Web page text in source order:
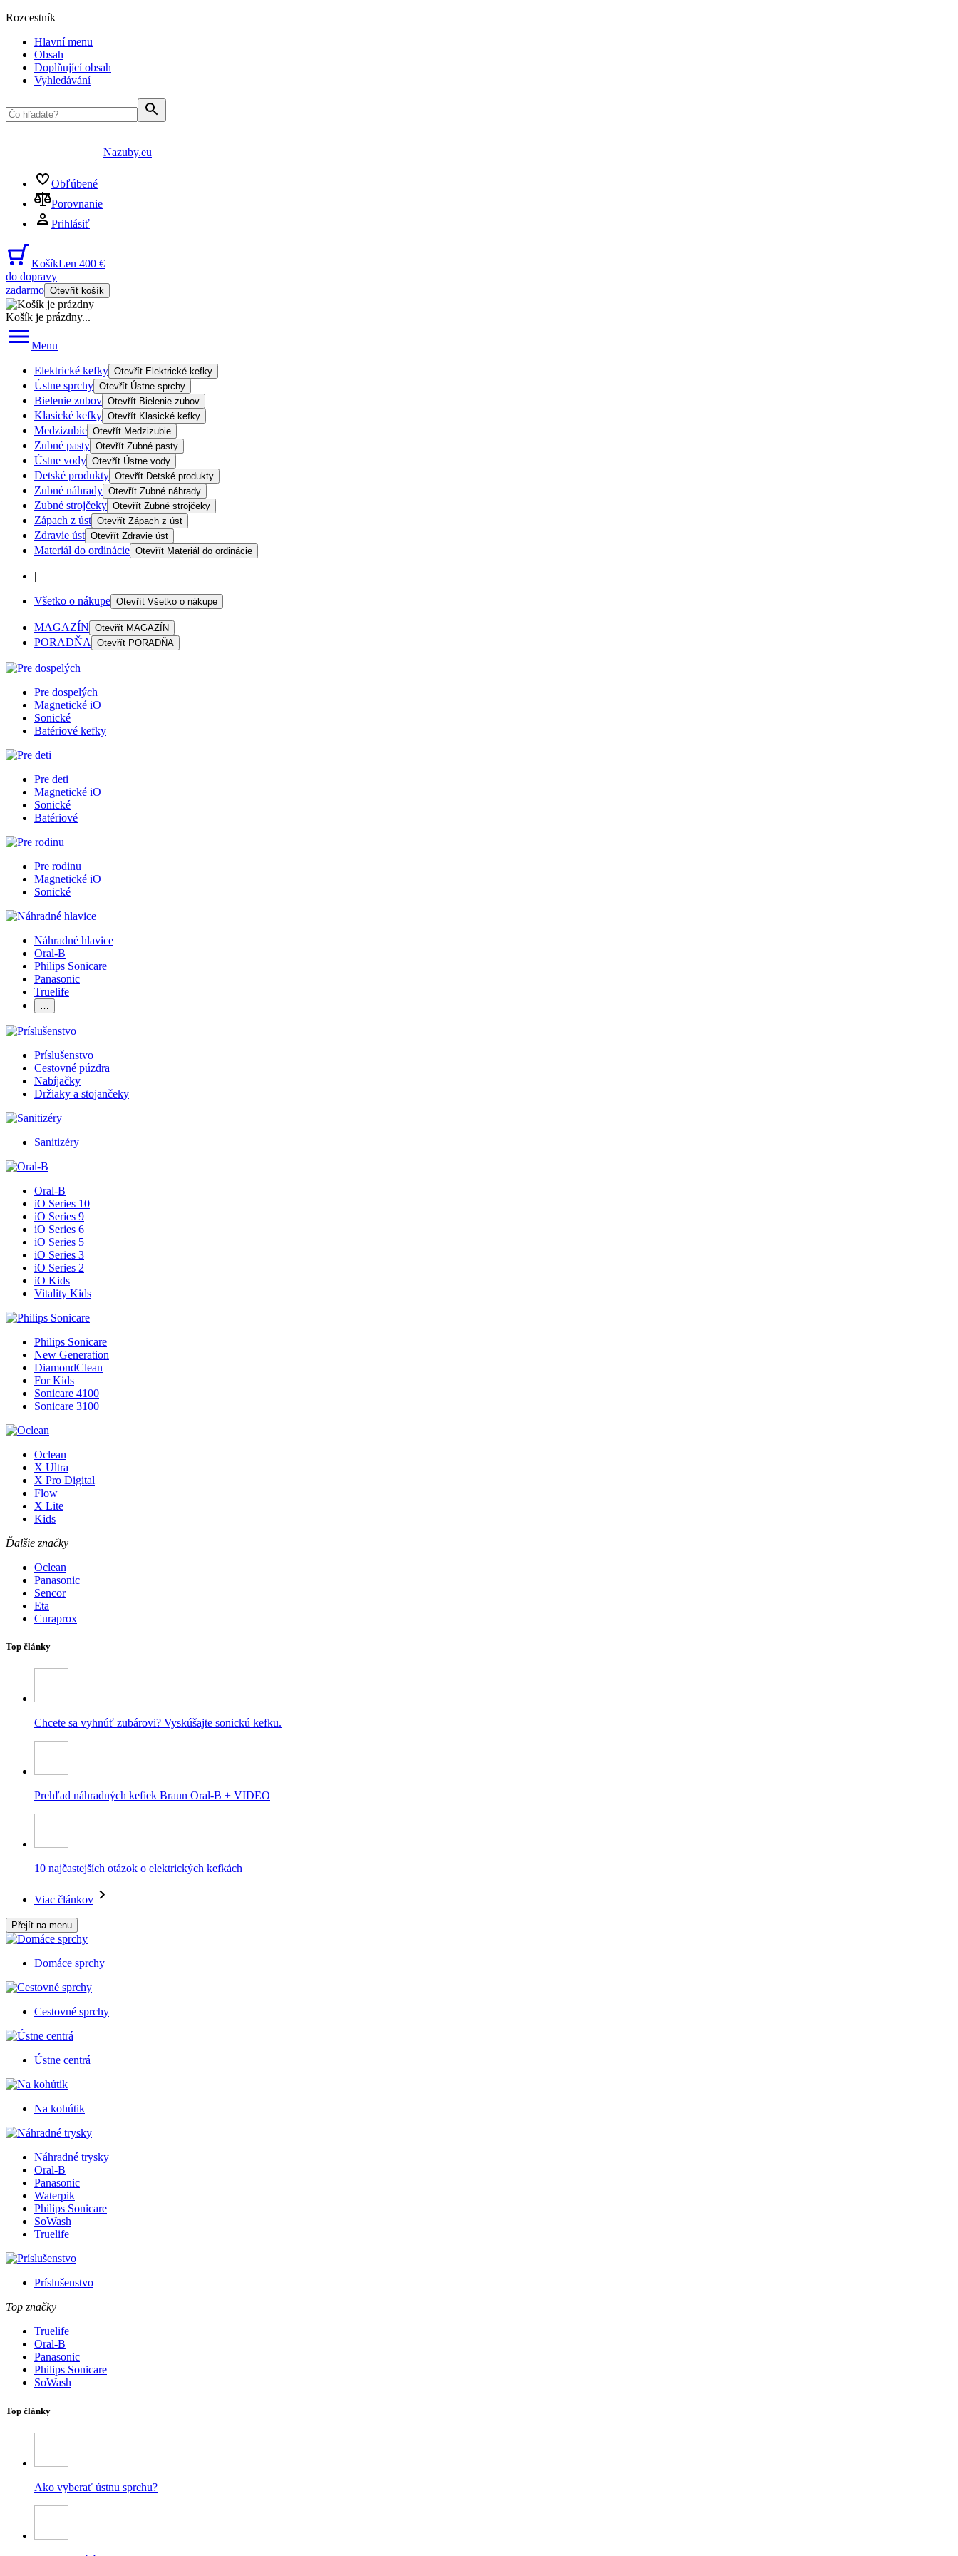
Rozcestník
Hlavní menu
Obsah
Doplňující obsah
Vyhledávání
Nazuby.eu
Obľúbené
Porovnanie
Prihlásiť
KošíkLen 400 €
do dopravy
zadarmo Otevřít košík
Košík je prázdny...
Menu
Elektrické kefky Otevřít Elektrické kefky
Ústne sprchy Otevřít Ústne sprchy
Bielenie zubov Otevřít Bielenie zubov
Klasické kefky Otevřít Klasické kefky
Medzizubie Otevřít Medzizubie
Zubné pasty Otevřít Zubné pasty
Ústne vody Otevřít Ústne vody
Detské produkty Otevřít Detské produkty
Zubné náhrady Otevřít Zubné náhrady
Zubné strojčeky Otevřít Zubné strojčeky
Zápach z úst Otevřít Zápach z úst
Zdravie úst Otevřít Zdravie úst
Materiál do ordinácie Otevřít Materiál do ordinácie
|
Všetko o nákupe Otevřít Všetko o nákupe
MAGAZÍN Otevřít MAGAZÍN
PORADŇA Otevřít PORADŇA
Pre dospelých
Magnetické iO
Sonické
Batériové kefky
Pre deti
Magnetické iO
Sonické
Batériové
Pre rodinu
Magnetické iO
Sonické
Náhradné hlavice
Oral-B
Philips Sonicare
Panasonic
Truelife
…
Príslušenstvo
Cestovné púzdra
Nabíjačky
Držiaky a stojančeky
Sanitizéry
Oral-B
iO Series 10
iO Series 9
iO Series 6
iO Series 5
iO Series 3
iO Series 2
iO Kids
Vitality Kids
Philips Sonicare
New Generation
DiamondClean
For Kids
Sonicare 4100
Sonicare 3100
Oclean
X Ultra
X Pro Digital
Flow
X Lite
Kids
Ďalšie značky
Oclean
Panasonic
Sencor
Eta
Curaprox
Top články
Chcete sa vyhnúť zubárovi? Vyskúšajte sonickú kefku.
Prehľad náhradných kefiek Braun Oral-B + VIDEO
10 najčastejších otázok o elektrických kefkách
Viac článkov
Přejít na menu
Domáce sprchy
Cestovné sprchy
Ústne centrá
Na kohútik
Náhradné trysky
Oral-B
Panasonic
Waterpik
Philips Sonicare
SoWash
Truelife
Príslušenstvo
Top značky
Truelife
Oral-B
Panasonic
Philips Sonicare
SoWash
Top články
Ako vyberať ústnu sprchu?